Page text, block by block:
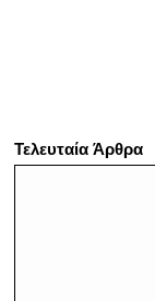
Τελευταία Άρθρα